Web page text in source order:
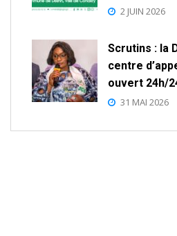
2 JUIN 2026
Scrutins : la
centre
ouvert 24h/
31 MAI 2026